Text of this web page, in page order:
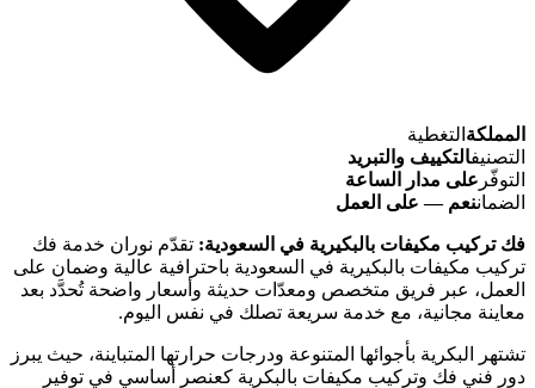
المملكة التغطية
التصنيفالتكييف والتبريد
التوفّر على مدار الساعة
الضماننعم — على العمل
فك تركيب مكيفات بالبكيرية في السعودية: تقدّم نوران خدمة فك
تركيب مكيفات بالبكيرية في السعودية باحترافية عالية وضمان على
العمل، عبر فريق متخصص ومعدّات حديثة وأسعار واضحة تُحدَّد بعد
معاينة مجانية، مع خدمة سريعة تصلك في نفس اليوم.
تشتهر البكرية بأجوائها المتنوعة ودرجات حرارتها المتباينة، حيث يبرز
دور فني فك وتركيب مكيفات بالبكرية كعنصر أساسي في توفير